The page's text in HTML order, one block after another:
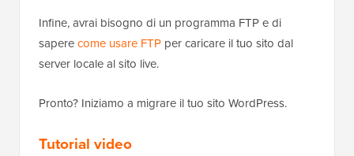
Infine, avrai bisogno di un programma FTP e di
saperecome usare FTP per caricare il tuo sito dal
server locale al sito live.
Pronto? Iniziamo a migrare il tuo sito WordPress.
Tutorial video